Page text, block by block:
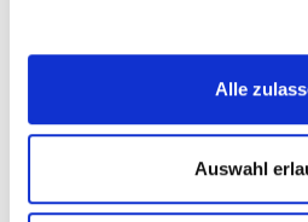
Alle
Auswahl
In den Warenkorb
Wunschliste